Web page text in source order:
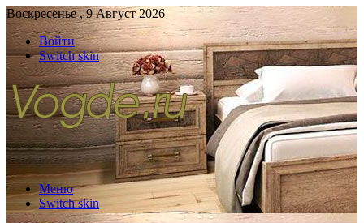
Воскресенье , 9 Август 2026
Войти
Switch skin
Меню
Switch skin